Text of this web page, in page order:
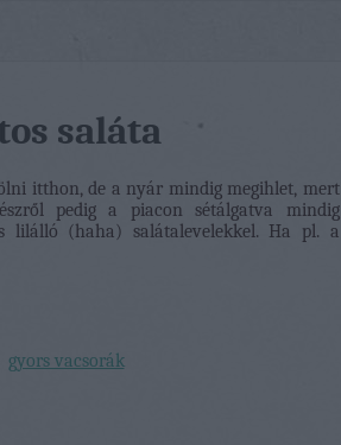
saláta
itthon, de a nyár mindig megihlet, mert
pedig a piacon sétálgatva mindig
lilálló (haha) salátalevelekkel. Ha pl. a
gyors vacsorák